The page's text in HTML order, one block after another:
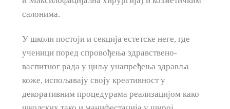
салонима.
У школи постоји и секција естетске неге, где
ученици поред спровођења здравствено-
васпитног рада у циљу унапређења здравља
коже, испољавају своју креативност у
декоративним процедурама реализацијом како